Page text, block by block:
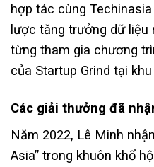
hợp tác cùng
lược tăng trưởng dữ liệu
từng tham gia chương
của Startup Grind tại
Các giải thưởng đã
Năm 2022, Lê Minh
Asia” trong khuôn khổ